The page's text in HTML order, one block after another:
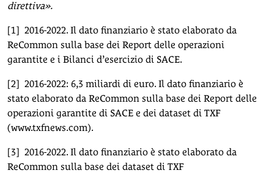
direttiva».
[1] 2016-2022. Il dato finanziario è stato elaborato da
ReCommon sulla base dei Report delle operazioni
garantite e i Bilanci d’esercizio di SACE.
[2] 2016-2022: 6,3 miliardi di euro. Il dato finanziario è
stato elaborato da ReCommon sulla base dei Report delle
operazioni garantite di SACE e dei dataset di TXF
(www.txfnews.com).
[3] 2016-2022. Il dato finanziario è stato elaborato da
ReCommon sulla base dei dataset di TXF